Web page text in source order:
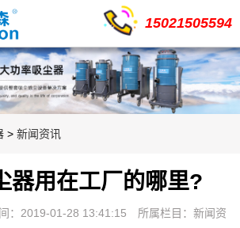
15021505594
> 新闻资讯
器用在工厂的哪里?
：2019-01-28 13:41:15 所属栏目： 新闻资